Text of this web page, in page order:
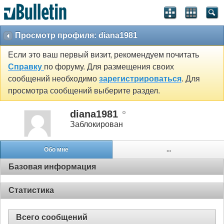
Просмотр профиля: diana1981
Если это ваш первый визит, рекомендуем почитать
Справку по форуму. Для размещения своих
сообщений необходимо зарегистрироваться. Для
просмотра сообщений выберите раздел.
diana1981
Заблокирован
Обо мне ...
Базовая информация
Статистика
Всего сообщений